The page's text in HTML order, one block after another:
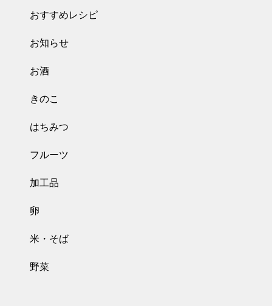
おすすめレシピ
お知らせ
お酒
きのこ
はちみつ
フルーツ
加工品
卵
米・そば
野菜